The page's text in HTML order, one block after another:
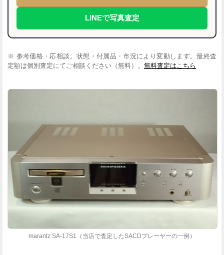
LINEで写真査定
※ 参考価格・応相談。状態・付属品・市況により変動します。最終査
定額は個別査定にてご相談ください（無料）。 無料査定はこちら
marantz SA-17S1（当店で査定したSACDプレーヤーの一例）